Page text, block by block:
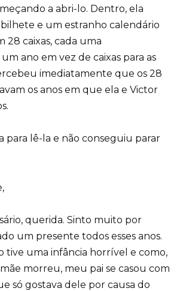
a abri-lo. Dentro, ela
e um estranho calendário
28 caixas, cada uma
ano em vez de caixas para as
imediatamente que os 28
os anos em que ela e Victor
para lê-la e não conseguiu parar
querida. Sinto muito por
um presente todos esses anos.
tive uma infância horrível e como,
morreu, meu pai se casou com
só gostava dele por causa do